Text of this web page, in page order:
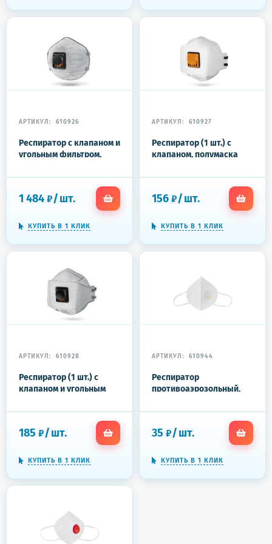
АРТИКУЛ: 610926
Респиратор с клапаном и
угольным фильтром,
полумаска
формованный, FFP2, JM-
1 484 ₽/шт.
КУПИТЬ В 1 КЛИК
АРТИКУЛ: 610927
Респиратор (1 шт.) с
клапаном, полумаска
трехпанельный
индивидуальная
156 ₽/шт.
КУПИТЬ В 1 КЛИК
АРТИКУЛ: 610928
Респиратор (1 шт.) с
клапаном и угольным
фильтрующая,
складной,
упаковка, FFP2, JM-9326
185 ₽/шт.
КУПИТЬ В 1 КЛИК
АРТИКУЛ: 610944
Респиратор
противоаэрозольный,
FFP2 с клапаном KN-95
35 ₽/шт.
КУПИТЬ В 1 КЛИК